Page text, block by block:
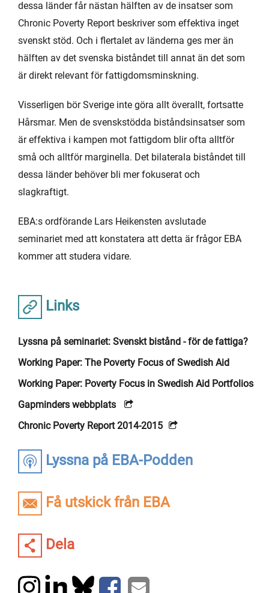
Links
Lyssna på seminariet: Svenskt bistånd - för de fattiga?
Working Paper: The Poverty Focus of Swedish Aid
Working Paper: Poverty Focus in Swedish Aid Portfolios
Gapminders webbplats
Chronic Poverty Report 2014-2015
Lyssna på EBA-Podden
Få utskick från EBA
Dela
dessa länder får nästan hälften av de insatser som
Chronic Poverty Report beskriver som effektiva inget
svenskt stöd. Och i flertalet av länderna ges mer än
hälften av det svenska biståndet till annat än det som
är direkt relevant för fattigdomsminskning.
Visserligen bör Sverige inte göra allt överallt, fortsatte
Hårsmar. Men de svenskstödda biståndsinsatser som
är effektiva i kampen mot fattigdom blir ofta alltför
små och alltför marginella. Det bilaterala biståndet till
dessa länder behöver bli mer fokuserat och
slagkraftigt.
EBA:s ordförande Lars Heikensten avslutade
seminariet med att konstatera att detta är frågor EBA
kommer att studera vidare.